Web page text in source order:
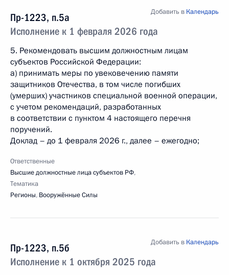
Пр-1223, п.5а
Исполнение к 1 февраля 2026 года
Добавить в Календарь
5. Рекомендовать высшим должностным лицам
субъектов Российской Федерации:
а) принимать меры по увековечению памяти
защитников Отечества, в том числе погибших
(умерших) участников специальной военной операции,
с учетом рекомендаций, разработанных
в соответствии с пунктом 4 настоящего перечня
поручений.
Доклад – до 1 февраля 2026 г., далее – ежегодно;
Ответственные
Высшие должностные лица субъектов РФ,
Тематика
Регионы, Вооружённые Силы
Пр-1223, п.5б
Исполнение к 1 октября 2025 года
Добавить в Календарь